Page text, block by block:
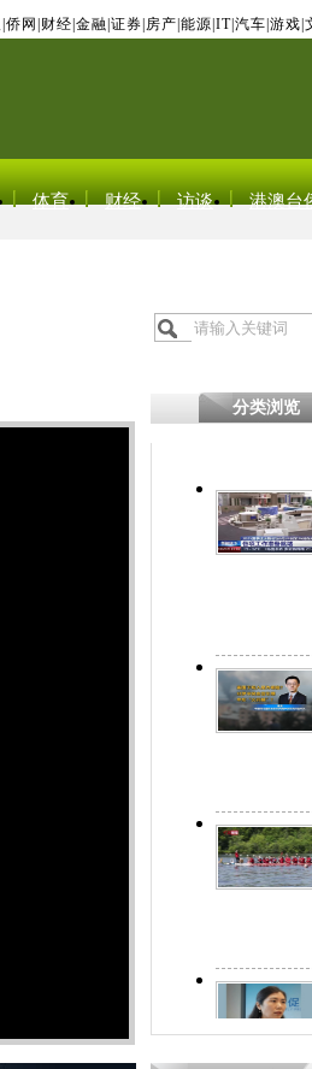
侨网 财经 金融 证券 房产 能源 IT| 汽车 游戏
体育 财经 访谈 港澳台
分类浏览